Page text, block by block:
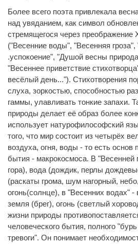
Более всего поэта привлекала
над увяданием, как символ
стремящегося через преображение
("Весенние воды", "Весенняя
.успокоение", "Душой весны
"Весеннее приветствие
весёлый день..."). Стихотворения
слуха, зоркостью, способностью
гаммы, улавливать тонкие запахи.
природы делает её образ более
использует натурофилософский
того, что мир состоит из четырёх
воздуха, огня, воды - то есть основ
бытия - макрокосмоса. В "Весенней
гора), вода (дождик, перлы
(раскаты грома, шум нагорный,
огонь(солнце), в "Весенних водах" -
земля (брег), огонь (светлый
жизни природы
человеческого бытия, полного
тревоги". Он понимает